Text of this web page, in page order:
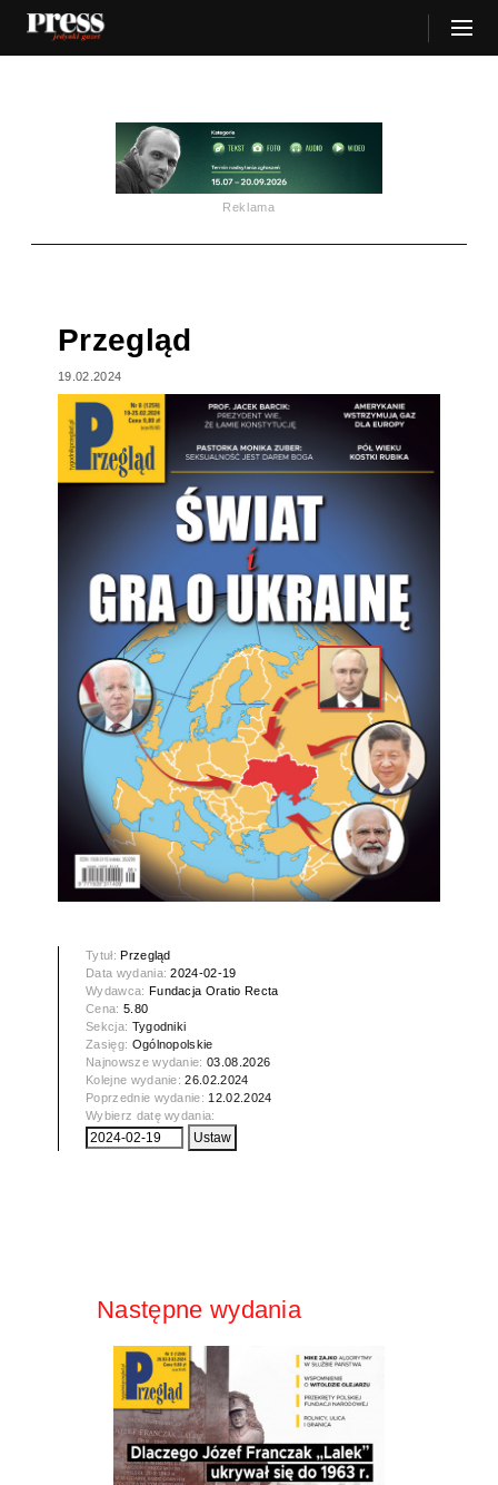
Reklama
Przegląd
19.02.2024
Tytuł:Przegląd
Data wydania:2024-02-19
Wydawca: Fundacja Oratio Recta
Cena: 5.80
Sekcja: Tygodniki
Zasięg: Ogólnopolskie
Najnowsze wydanie:03.08.2026
Kolejne wydanie:26.02.2024
Poprzednie wydanie: 12.02.2024
Wybierz datę wydania:
Następne wydania